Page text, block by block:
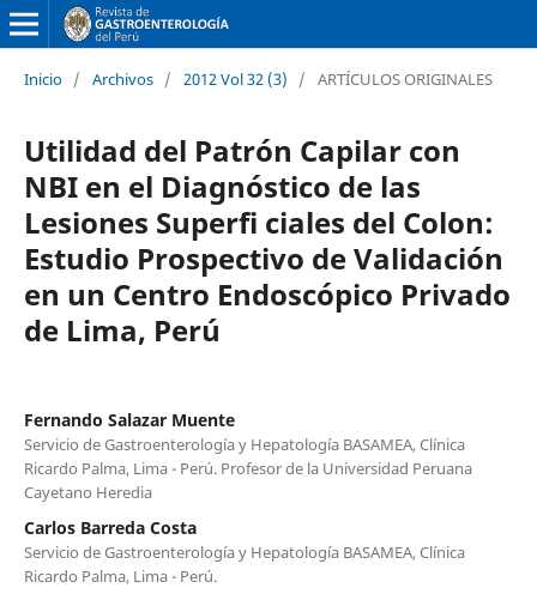
Inicio / Archivos / 2012 Vol 32 (3) / ARTÍCULOS ORIGINALES
Utilidad del Patrón Capilar con
NBI en el Diagnóstico de las
Lesiones Superfi ciales del Colon:
Estudio Prospectivo de Validación
en un Centro Endoscópico Privado
de Lima, Perú
Fernando Salazar Muente
Servicio de Gastroenterología y Hepatología BASAMEA, Clínica
Ricardo Palma, Lima - Perú. Profesor de la Universidad Peruana
Cayetano Heredia
Carlos Barreda Costa
Servicio de Gastroenterología y Hepatología BASAMEA, Clínica
Ricardo Palma, Lima - Perú.